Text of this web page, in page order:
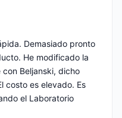
Demasiado pronto
He modificado la
Beljanski, dicho
costo es elevado. Es
el Laboratorio